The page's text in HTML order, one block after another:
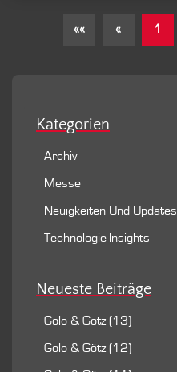
Kategorien
Archiv
Messe
Neuigkeiten Und Updates
Technologie-Insights
Neueste Beiträge
Golo & Götz (13)
Golo & Götz (12)
«« « 1